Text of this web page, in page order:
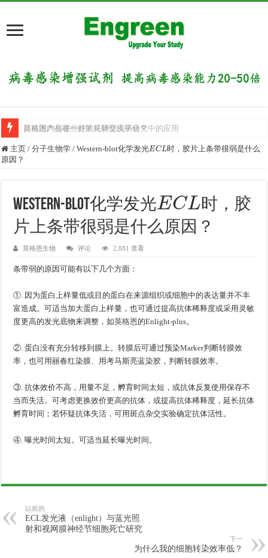
英格恩产品在一些常见肺部疾病研究中的应用
目前国内有哪些好的科研交流平台？
主页 / 分子生物学 / Western-blot化学发光ECL 时，胶片上条带很弱是什么
原因？
Western-blot化学发光
ECL
时，胶
片上条带很弱是什么原因？
英格恩生物 评论 2,881 查看
条带弱的原因可能有以下几个方面：
①. 因为蛋白上样量低或目的蛋白在来源组织或细胞中的表达量并不丰
富造成。可适当加大蛋白上样量，也可通过提高抗体稀释度或采用灵敏
度更高的发光底物来调整，如英格恩 的Enlight-plus。
②. 蛋白没有充分转移到膜上。转膜后可通过预染Marker判断转膜效
率，也可用丽春红染膜、用考马斯亮蓝染胶，判断转膜效率。
③. 抗体效价不高，用量不足，孵育时间太短，或抗体反复使用保存不
当而失活。可考虑更换效价更高的抗体，或提高抗体稀释度，延长抗体
孵育时间；若怀疑抗体失活，可用斑点杂交实验确定抗体活性。
④. 曝光时间太短。可适当延长曝光时间。
以前的
ECL发光液（enlight）与蓝光照
射和视网膜神经节细胞死亡研究
下一
为什么我的细胞转染效率低？